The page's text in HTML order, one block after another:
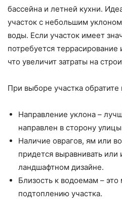
бассейна и летней кухни.
участок с небольшим
воды. Если участок имеет
потребуется
что увеличит затраты на
При выборе участка
Направление уклона –
направлен в сторону
Наличие оврагов, ям или
придется выравнивать или
ландшафтном дизайне.
Близость к водоемам –
подтоплению участка.